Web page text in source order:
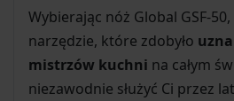
Wybierając nóż Global GSF-
narzędzie, które zdobyło
mistrzów kuchni na całym
niezawodnie służyć Ci przez